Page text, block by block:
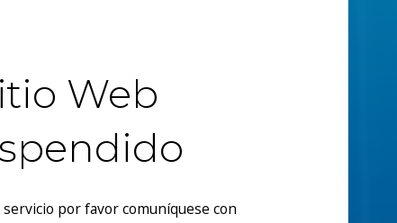
Web
por favor comuníquese con